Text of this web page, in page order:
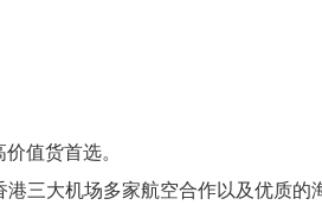
值货首选。
三大机场多家航空合作以及优质的